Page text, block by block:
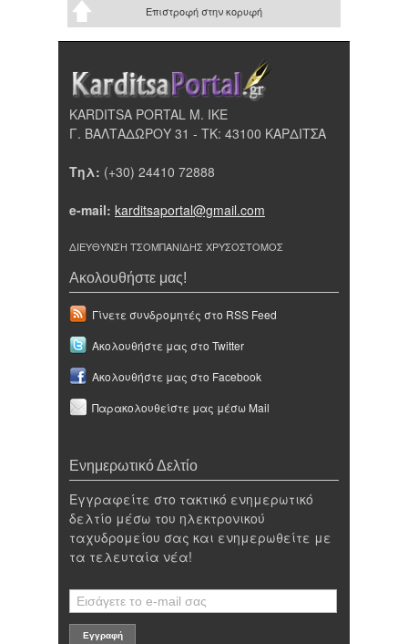
Επιστροφή στην κορυφή
KARDITSA PORTAL Μ. ΙΚΕ
Γ. ΒΑΛΤΑΔΩΡΟΥ 31 - ΤΚ: 43100 ΚΑΡΔΙΤΣΑ
Τηλ: (+30) 24410 72888
e-mail: karditsaportal@gmail.com
ΔΙΕΥΘΥΝΣΗ ΤΣΟΜΠΑΝΙΔΗΣ ΧΡΥΣΟΣΤΟΜΟΣ
Ακολουθήστε μας!
Γίνετε συνδρομητές στο RSS Feed
Ακολουθήστε μας στο Twitter
Ακολουθήστε μας στο Facebook
Παρακολουθείστε μας μέσω Mail
Ενημερωτικό Δελτίο
Εγγραφείτε στο τακτικό ενημερωτικό
δελτίο μέσω του ηλεκτρονικού
ταχυδρομείου σας και ενημερωθείτε με
τα τελευταία νέα!